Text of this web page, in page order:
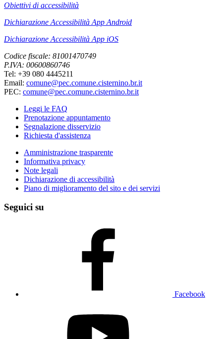
Obiettivi di accessibilità
Dichiarazione Accessibilità App Android
Dichiarazione Accessibilità App iOS
Codice fiscale: 81001470749
P.IVA: 00600860746
Tel: +39 080 4445211
Email: comune@pec.comune.cisternino.br.it
PEC: comune@pec.comune.cisternino.br.it
Leggi le FAQ
Prenotazione appuntamento
Segnalazione disservizio
Richiesta d'assistenza
Amministrazione trasparente
Informativa privacy
Note legali
Dichiarazione di accessibilità
Piano di miglioramento del sito e dei servizi
Seguici su
Facebook